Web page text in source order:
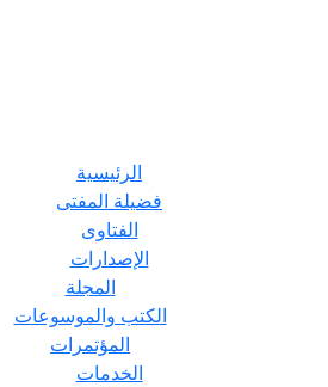
الرئيسية
فضيلة المفتى
الفتاوى
الإصدارات
المجلة
الكتب والموسوعات
المؤتمرات
الخدمات